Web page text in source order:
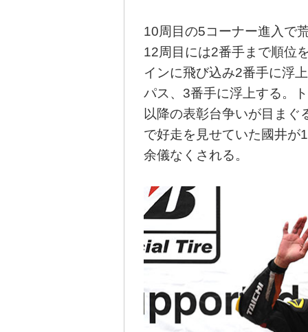
10周目の5コーナー進入で
12周目には2番手まで順位
インに飛び込み2番手に浮
パス、3番手に浮上する。
以降の表彰台争いが目まぐ
で好走を見せていた國井が
余儀なくされる。